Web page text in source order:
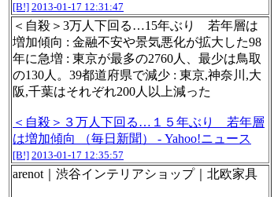
[B!] 2013-01-17 12:31:47
＜自殺＞3万人下回る…15年ぶり 若年層は
増加傾向 : 金融不安や景気悪化が拡大した98
年に急増 : 東京が最多の2760人、最少は鳥取
の130人。39都道府県で減少 : 東京,神奈川,大
阪,千葉はそれぞれ200人以上減った
＜自殺＞３万人下回る…１５年ぶり 若年層
は増加傾向 （毎日新聞） - Yahoo!ニュース
[B!] 2013-01-17 12:35:57
arenot｜渋谷インテリアショップ｜北欧家具